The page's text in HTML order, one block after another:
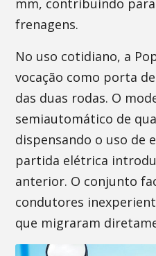
frenagens.
No uso cotidiano, a
vocação como porta
das duas rodas. O
semiautomático de
dispensando o uso de
partida elétrica
anterior. O conjunto
condutores
que migraram